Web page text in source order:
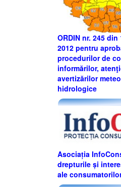
ORDIN nr. 245
2012 pentru
procedurilor de
informărilor,
avertizărilor
hidrologice
Asociația
drepturile și
ale